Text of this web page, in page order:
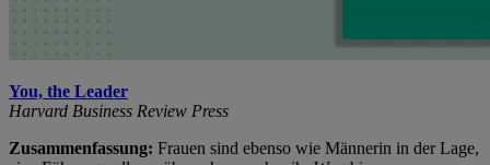
You, the Leader
Harvard Business Review Press
Zusammenfassung: Frauen sind ebenso wie Männerin in der Lage,